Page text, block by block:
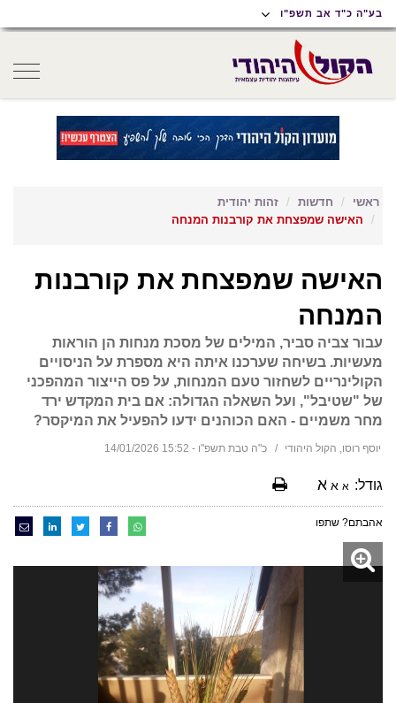
תפריט
נגישות
תפריט
ראשי
תוכן
ראשי
בע"ה כ"ד אב תשפ"ו
ראשי חדשות
זהות יהודית
האישה שמפצחת את קורבנות המנחה
האישה שמפצחת את קורבנות
המנחה
עבור צביה סביר, המילים של מסכת מנחות הן הוראות
מעשיות. בשיחה שערכנו איתה היא מספרת על הניסויים
הקולינריים לשחזור טעם המנחות, על פס הייצור המהפכני
של "שטיבל", ועל השאלה הגדולה: אם בית המקדש ירד
מחר משמיים - האם הכוהנים ידעו להפעיל את המיקסר?
יוסף רוסו, הקול היהודי כ"ה טבת תשפ"ו - 15:52 14/01/2026
גודל: א א א
אהבתם? שתפו